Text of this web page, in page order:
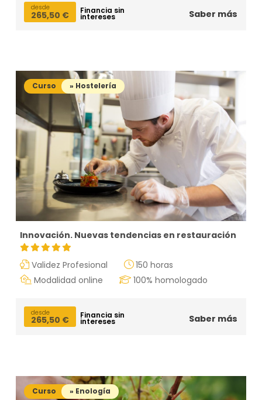
desde
265,50 € Financia sin
intereses Saber más
Curso » Hostelería
Innovación. Nuevas tendencias en restauración
Validez Profesional
150 horas
Modalidad online
100% homologado
desde
265,50 € Financia sin
intereses Saber más
Curso » Enología